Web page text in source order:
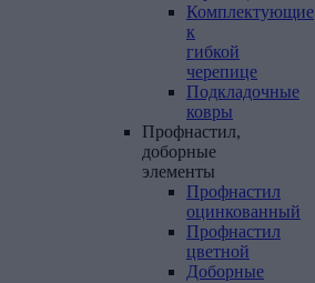
Комплектующие
к
гибкой
черепице
Подкладочные
ковры
Профнастил,
доборные
элементы
Профнастил
оцинкованный
Профнастил
цветной
Доборные